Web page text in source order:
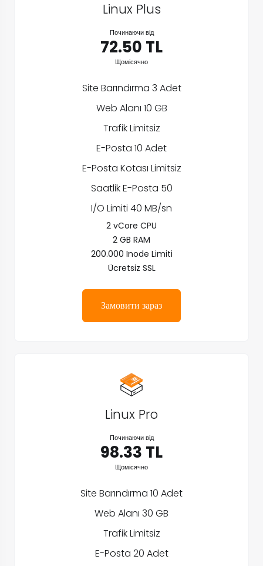
Linux Plus
Починаючи від
72.50 TL
Щомісячно
Site Barındırma 3 Adet
Web Alanı 10 GB
Trafik Limitsiz
E-Posta 10 Adet
E-Posta Kotası Limitsiz
Saatlik E-Posta 50
I/O Limiti 40 MB/sn
2 vCore CPU
2 GB RAM
200.000 Inode Limiti
Ücretsiz SSL
Замовити зараз
Linux Pro
Починаючи від
98.33 TL
Щомісячно
Site Barındırma 10 Adet
Web Alanı 30 GB
Trafik Limitsiz
E-Posta 20 Adet